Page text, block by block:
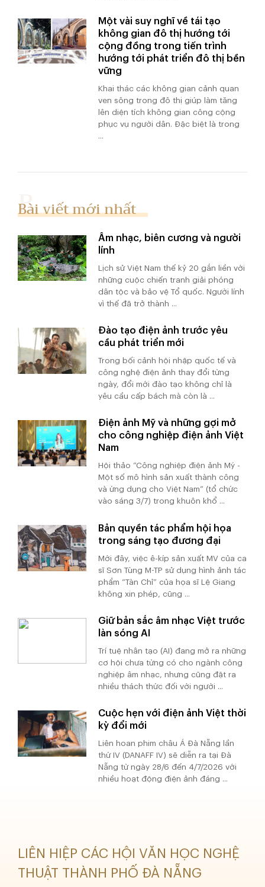
Một vài suy nghĩ về tái tạo
không gian đô thị hướng tới
cộng đồng trong tiến trình
hướng tới phát triển đô thị bền
vững
Khai thác các không gian cảnh quan
ven sông trong đô thị giúp làm tăng
lên diện tích không gian công cộng
phục vụ người dân. Đặc biệt là trong
...
Bài viết mới nhất
Âm nhạc, biên cương và người
lính
Lịch sử Việt Nam thế kỷ 20 gắn liền với
những cuộc chiến tranh giải phóng
dân tộc và bảo vệ Tổ quốc. Người lính
vì thế đã trở thành ...
Đào tạo điện ảnh trước yêu
cầu phát triển mới
Trong bối cảnh hội nhập quốc tế và
công nghệ điện ảnh thay đổi từng
ngày, đổi mới đào tạo không chỉ là
yêu cầu cấp bách mà còn là ...
Điện ảnh Mỹ và những gợi mở
cho công nghiệp điện ảnh Việt
Nam
Hội thảo “Công nghiệp điện ảnh Mỹ -
Một số mô hình sản xuất thành công
và ứng dụng cho Việt Nam” (tổ chức
vào sáng 3/7) trong khuôn khổ ...
Bản quyền tác phẩm hội họa
trong sáng tạo đương đại
Mới đây, việc ê-kíp sản xuất MV của ca
sĩ Sơn Tùng M-TP sử dụng hình ảnh tác
phẩm “Tàn Chỉ” của họa sĩ Lệ Giang
không xin phép, cũng ...
Giữ bản sắc âm nhạc Việt trước
làn sóng AI
Trí tuệ nhân tạo (AI) đang mở ra những
cơ hội chưa từng có cho ngành công
nghiệp âm nhạc, nhưng cũng đặt ra
nhiều thách thức đối với người ...
Cuộc hẹn với điện ảnh Việt thời
kỳ đổi mới
Liên hoan phim châu Á Đà Nẵng lần
thứ IV (DANAFF IV) sẽ diễn ra tại Đà
Nẵng từ ngày 28/6 đến 4/7/2026 với
nhiều hoạt động điện ảnh đáng ...
LIÊN HIỆP CÁC HỘI VĂN HỌC NGHỆ
THUẬT THÀNH PHỐ ĐÀ NẴNG